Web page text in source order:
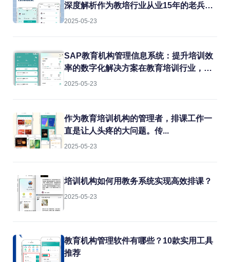
深度解析作为教培行业从业15年的老兵，
我见过太多机构在教务管理上栽跟头。排
结合实战经验，聊聊如何用专业系统解决
这些难题。
2025-05-23
SAP教育机构管理信息系统：提升培训效
率的数字化解决方案在教育培训行业，机
构常常面临课程管理混乱、学员信息分
SAP教育机构管理信息系统正是为解决这
些问题而生的专业工具。
2025-05-23
作为教育培训机构的管理者，排课工作一
直是让人头疼的大问题。传...
2025-05-23
培训机构如何用教务系统实现高效排课？
2025-05-23
教育机构管理软件有哪些？10款实用工具
推荐